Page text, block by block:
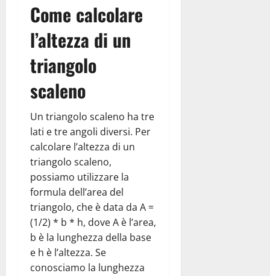
Come calcolare
l’altezza di un
triangolo
scaleno
Un triangolo scaleno ha tre
lati e tre angoli diversi. Per
calcolare l’altezza di un
triangolo scaleno,
possiamo utilizzare la
formula dell’area del
triangolo, che è data da A =
(1/2) * b * h, dove A è l’area,
b è la lunghezza della base
e h è l’altezza. Se
conosciamo la lunghezza